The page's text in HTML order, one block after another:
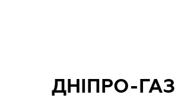
ДНІПРО-ГАЗ